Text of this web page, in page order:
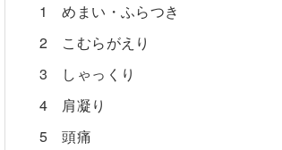
1 めまい・ふらつき
2 こむらがえり
3 しゃっくり
4 肩凝り
5 頭痛